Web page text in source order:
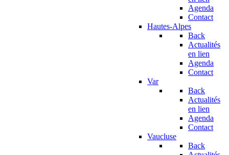
Agenda
Contact
Hautes-Alpes
Back
Actualités
en lien
Agenda
Contact
Var
Back
Actualités
en lien
Agenda
Contact
Vaucluse
Back